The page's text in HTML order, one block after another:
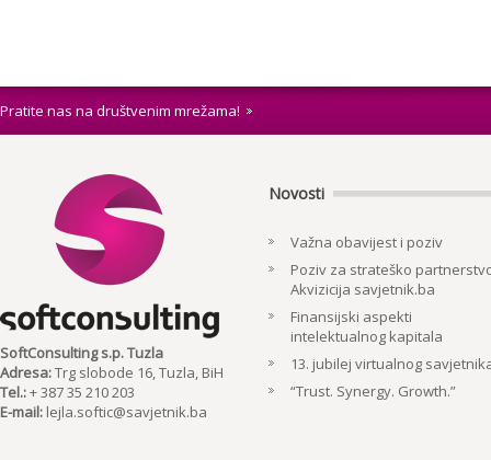
Pratite nas na društvenim mrežama!
SoftConsulting s.p. Tuzla
Adresa:Trg slobode 16, Tuzla, BiH
Tel.:+ 387 35 210 203
E-mail: lejla.softic@savjetnik.ba
Novosti
Važna obavijest i poziv
Poziv za strateško
Akvizicija savjetnik.ba
Finansijski aspekti
intelektualnog kapitala
13. jubilej virtualnog
“Trust. Synergy. Growth.”